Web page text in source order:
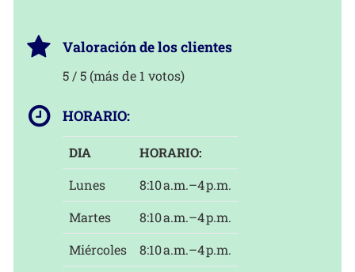
Valoración de los clientes
5 / 5 (más de 1 votos)
HORARIO:
DIA
HORARIO:
Lunes
8:10 a.m.–4 p.m.
Martes
8:10 a.m.–4 p.m.
Miércoles
8:10 a.m.–4 p.m.